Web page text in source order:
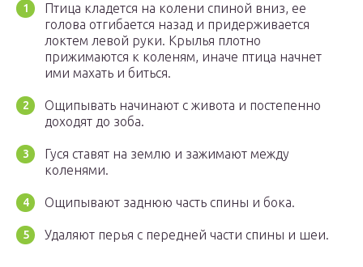
Птица кладется на колени спиной вниз, ее
голова отгибается назад и придерживается
локтем левой руки. Крылья плотно
прижимаются к коленям, иначе птица начнет
ими махать и биться.
Ощипывать начинают с живота и постепенно
доходят до зоба.
Гуся ставят на землю и зажимают между
коленями.
Ощипывают заднюю часть спины и бока.
Удаляют перья с передней части спины и шеи.